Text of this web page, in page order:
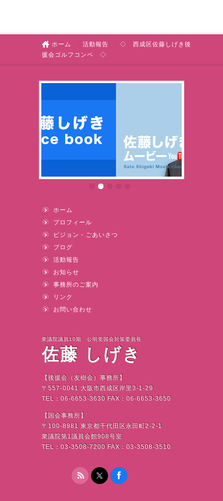
ホーム 活動報告
◇ 西成区佐藤しげき後
援会ゴルフコンペ ◇
ホーム
プロフィール
ビジョン・ごあいさつ
ブログ
活動報告
お知らせ
事務所のご案内
リンク
お問い合わせ
衆議院議員10期 公明党国会対策委員長
佐藤 しげき
【後援会（友樹会）事務所】
〒 557-0041 大阪市西成区岸里3-1-29
TEL ： 06-6653-3630 FAX ： 06-6653-3650
【国会事務所】
〒 100-8981 東京都千代田区永田町2-2-1
衆議院第1議員会館908号室
TEL ： 03-3508-7200 FAX ： 03-3508-3510